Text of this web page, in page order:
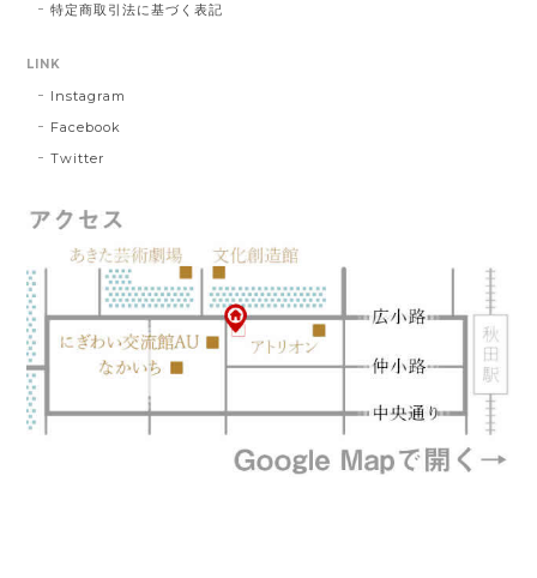
特定商取引法に基づく表記
LINK
Instagram
Facebook
Twitter